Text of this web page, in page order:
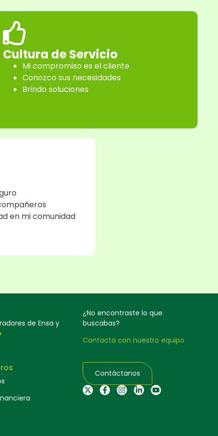
Cultura de Servicio
Mi compromiso es el cliente
Conozco sus necesidades
Brindo soluciones
en mi comunidad
de Ensa y
¿No encontraste lo que
buscabas?
Contacta con nuestro equipo
Contáctanos